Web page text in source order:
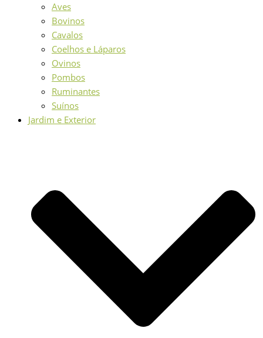
Aves
Bovinos
Cavalos
Coelhos e Láparos
Ovinos
Pombos
Ruminantes
Suínos
Jardim e Exterior